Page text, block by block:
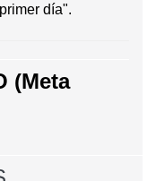
día".
(Meta